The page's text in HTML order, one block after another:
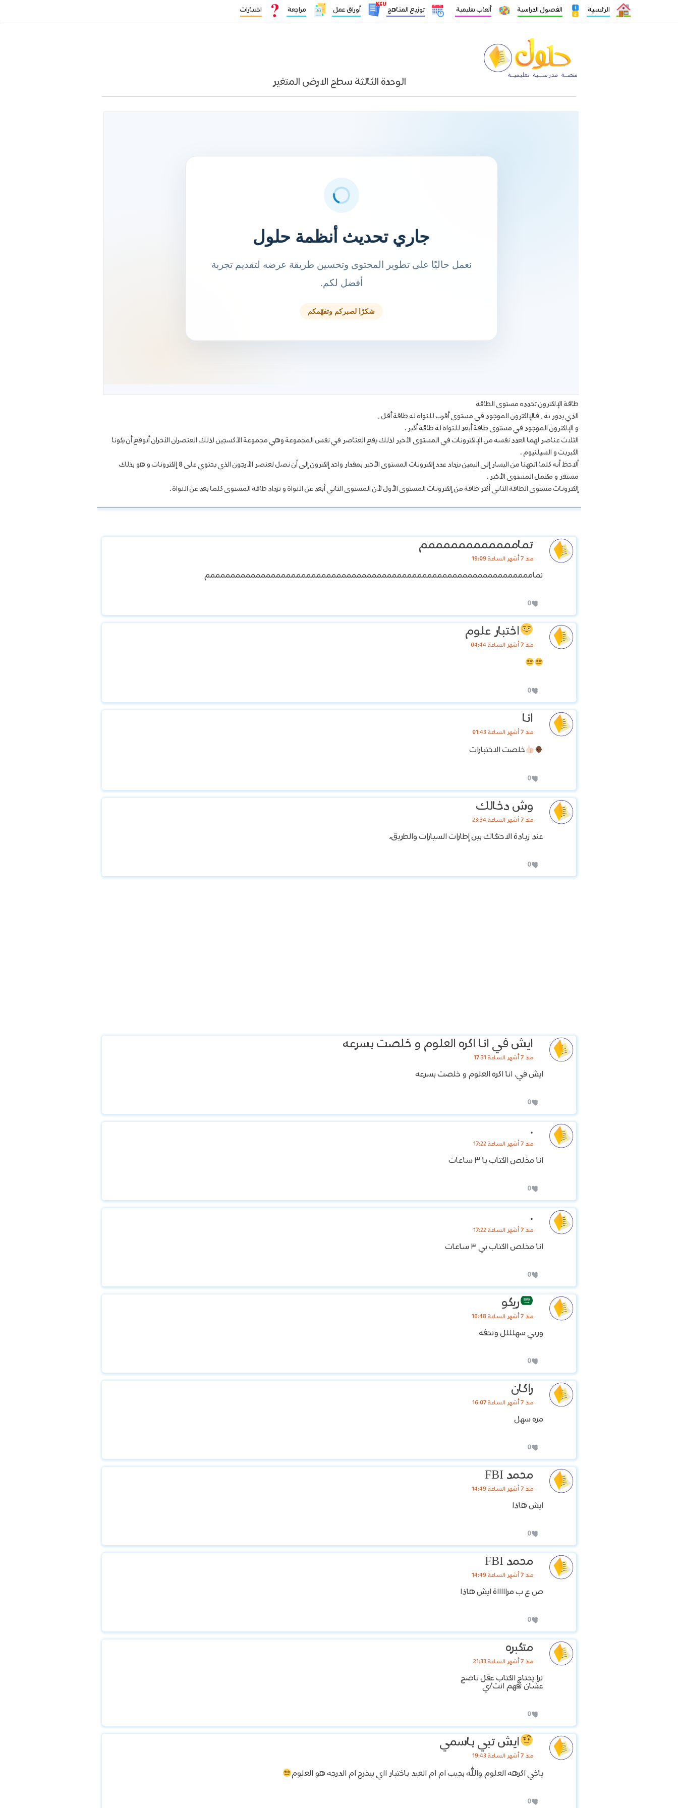
الرئيسية الفصول الدراسية ألعاب تعليمية توزيع المناهج
١٤٤٧
أوراق عمل مراجعة اختبارات
الوحدة الثالثة سطح الارض المتغير
طاقة الإلكترون تحدده مستوى الطاقة
الذي يدور به , فالإلكترون الموجود في مستوى أقرب للنواة له طاقة أقل ,
و الإلكترون الموجود في مستوى طاقة أبعد للنواة له طاقة أكبر .
الثلاث عناصر لهما العدد نفسه من الإلكترونات في المستوى الأخير لذلك يقع العناصر في نفس المجموعة وهي مجموعة الأكسجين لذلك العنصران الآخران أتوقع أن يكونا
الكبريت و السيلنيوم .
ألاحظ أنه كلما اتجهنا من اليسار إلى اليمين يزداد عدد إلكترونات المستوى الأخير بمقدار واحد إلكترون إلى أن نصل لعنصر الأرجون الذي يحتوي على 8 إلكترونات و هو بذلك
مستقر و مكتمل المستوى الأخير .
إلكترونات مستوى الطاقة الثاني أكثر طاقة من إلكترونات المستوى الأول لأن المستوى الثاني أبعد عن النواة و تزداد طاقة المستوى كلما بعد عن النواة .
تماممممممممممممم
منذ 7 أشهر الساعة 19:09
تماممممممممممممممممممممممممممممممممممممممممممممممممممممممممممممممممم
0
اختبار علوم
منذ 7 أشهر الساعة 04:44
0
انا
منذ 7 أشهر الساعة 01:43
خلصت الاختبارات
0
وش دخالك
منذ 7 أشهر الساعة 23:34
عند زيادة الاحتكاك بين إطارات السيارات والطريق،
0
ايش في انا اكره العلوم و خلصت بسرعه
منذ 7 أشهر الساعة 17:31
ايش في. انا اكره العلوم و خلصت بسرعه
0
.
منذ 7 أشهر الساعة 17:22
انا مخلص الكتاب با ٣ ساعات
0
.
منذ 7 أشهر الساعة 17:22
انا مخلص الكتاب بي ٣ ساعات
0
ريكو
منذ 7 أشهر الساعة 16:48
وربي سهلللل وتحفه
0
راكان
منذ 7 أشهر الساعة 16:07
مره سهل
0
محمد FBI
منذ 7 أشهر الساعة 14:49
ايش هاذا
0
محمد FBI
منذ 7 أشهر الساعة 14:49
ص ع ب مراااااة ايش هاذا
0
متكبره
منذ 7 أشهر الساعة 21:33
ترا يحتاج الكتاب عقل ناضج
عشان تفهم انت/ي
0
ايش تبي باسمي
منذ 7 أشهر الساعة 19:43
ياخي اكرهه العلوم والله بجيب ام ام العيد باختبار ااي بيخرج ام الدرجه هو العلوم
0